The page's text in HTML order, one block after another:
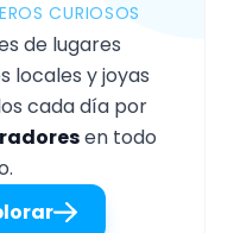
CURIOSOS
de lugares
locales y joyas
cada día por
en todo